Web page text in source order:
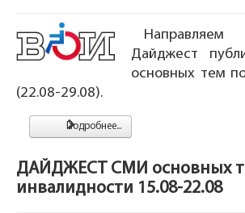
Направляем
Дайджест
основных тем
(22.08-29.08).
Подробнее...
ДАЙДЖЕСТ СМИ основных
инвалидности 15.08-22.08